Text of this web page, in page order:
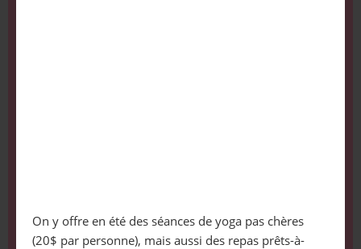
On y offre en été des séances de yoga pas chères
(20$ par personne), mais aussi des repas prêts-à-